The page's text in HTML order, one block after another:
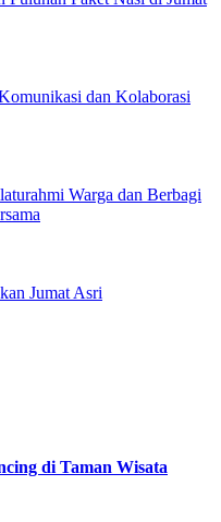
dan Kolaborasi
Warga dan Berbagi
Jumat Asri
di Taman Wisata